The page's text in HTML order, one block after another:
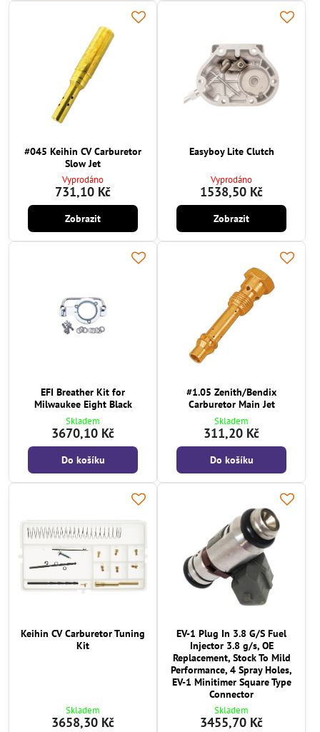
#045 Keihin CV Carburetor
Slow Jet
Vyprodáno
731,10 Kč
Zobrazit
Easyboy Lite Clutch
Vyprodáno
1538,50 Kč
Zobrazit
EFI Breather Kit for
Milwaukee Eight Black
Skladem
3670,10 Kč
Do košíku
#1.05 Zenith/Bendix
Carburetor Main Jet
Skladem
311,20 Kč
Do košíku
Keihin CV Carburetor Tuning
Kit
Skladem
3658,30 Kč
EV-1 Plug In 3.8 G/S Fuel
Injector 3.8 g/s, OE
Replacement, Stock To Mild
Performance, 4 Spray Holes,
EV-1 Minitimer Square Type
Connector
Skladem
3455,70 Kč